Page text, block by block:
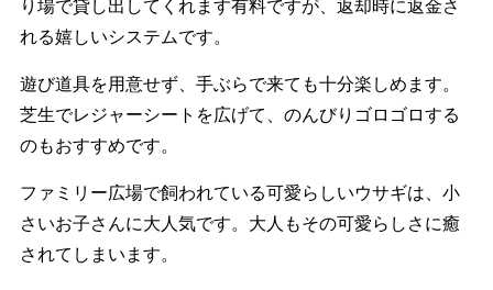
り場で貸し出してくれます有料ですが、返却時に返金さ
れる嬉しいシステムです。
遊び道具を用意せず、手ぶらで来ても十分楽しめます。
芝生でレジャーシートを広げて、のんびりゴロゴロする
のもおすすめです。
ファミリー広場で飼われている可愛らしいウサギは、小
さいお子さんに大人気です。大人もその可愛らしさに癒
されてしまいます。